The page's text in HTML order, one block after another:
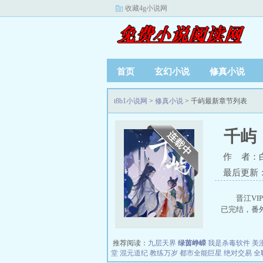
收藏4g小说网
首页 玄幻小说 修真小说
t8b1小说网 > 修真小说 > 千屿最新章节列表
千屿
作 者：
最后更新
晋江
已完结，
推荐阅读： 九层天界 绿茵峥嵘 我是杀毒软件 美
堂 混元道纪 教练万岁 都市全能巨星 绝对交易 全